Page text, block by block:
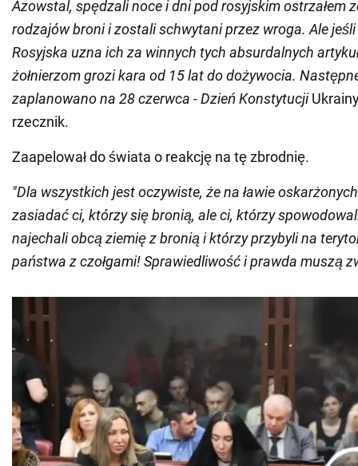
Azowstal, spędzali noce i dni pod rosyjskim ostrzałem
rodzajów broni i zostali schwytani przez wroga. Ale
Rosyjska uzna ich za winnych tych absurdalnych
żołnierzom grozi kara od 15 lat do dożywocia.
zaplanowano na 28 czerwca - Dzień Konstytucji
rzecznik.
Zaapelował do świata o reakcję na tę zbrodnię.
"Dla wszystkich jest oczywiste, że na ławie
zasiadać ci, którzy się bronią, ale ci, którzy
najechali obcą ziemię z bronią i którzy przybyli na
państwa z czołgami! Sprawiedliwość i prawda muszą